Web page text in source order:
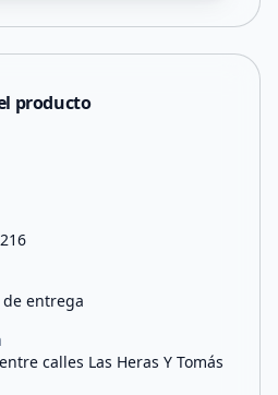
producto
entrega
calles Las Heras Y Tomás